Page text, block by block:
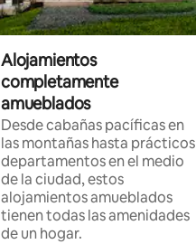
Alojamientos
completamente
amueblados
Desde cabañas pacíficas en
las montañas hasta prácticos
departamentos en el medio
de la ciudad, estos
alojamientos amueblados
tienen todas las amenidades
de un hogar.